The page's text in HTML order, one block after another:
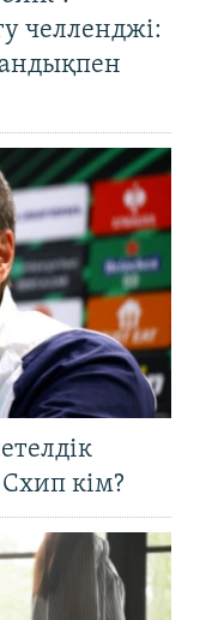
челленджі:
кім?